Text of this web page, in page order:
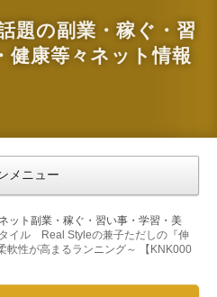
題の副業・稼ぐ・習
健康等々ネット情報
メニュー
ット副業・稼ぐ・習い事・学習・美
イル Real Styleの兼子ただしの『伸
軟性が高まるランニング～ 【KNK000